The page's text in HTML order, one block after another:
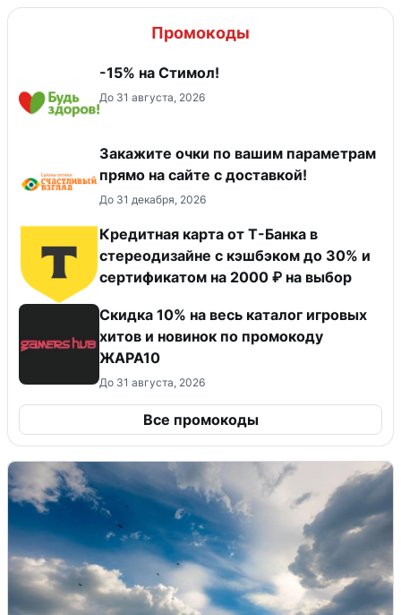
Промокоды
-15% на Стимол!
До 31 августа, 2026
Закажите очки по вашим параметрам
прямо на сайте с доставкой!
До 31 декабря, 2026
Кредитная карта от Т-Банка в
стереодизайне с кэшбэком до 30% и
сертификатом на 2000 ₽ на выбор
Скидка 10% на весь каталог игровых
хитов и новинок по промокоду
ЖАРА10
До 31 августа, 2026
Все промокоды